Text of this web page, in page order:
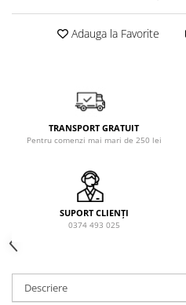
Solutie de indepartat rugina si
Vata demachiantaAdauga la Favorite
TRANSPORT GRATUIT
Pentru comenzi mai mari de 250 lei
SUPORT CLIENȚI
0374 493 025
Descriere